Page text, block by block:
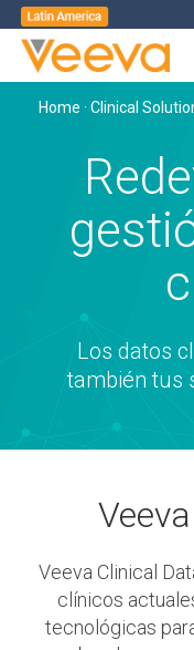
Home · Clinical
Los datos
también tus
Veeva Clinical
clínicos
tecnológicas